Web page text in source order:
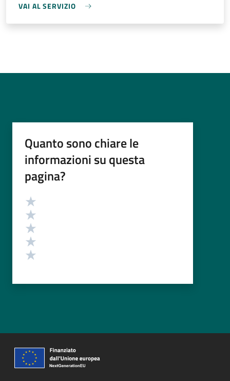
VAI AL SERVIZIO
Quanto sono chiare le
informazioni su questa
pagina?
Valutazione